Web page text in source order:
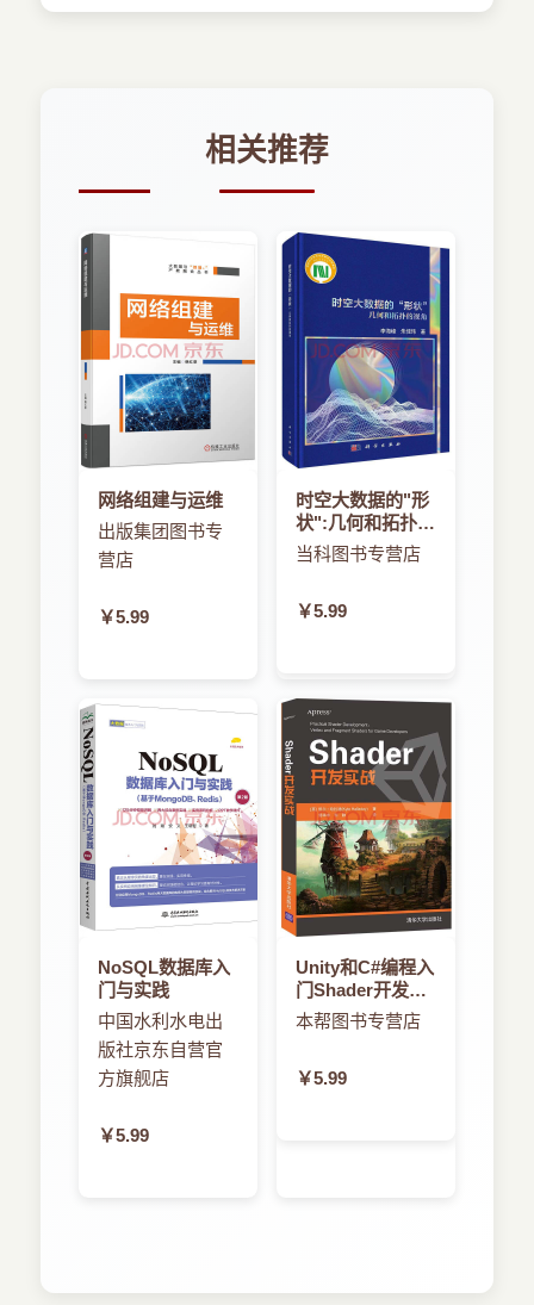
相关推荐
网络组建与运维
出版集团图书专
营店
￥5.99
时空大数据的"形
状":几何和拓扑的
视角
当科图书专营店
￥5.99
NoSQL数据库入
门与实践
中国水利水电出
版社京东自营官
方旗舰店
￥5.99
Unity和C#编程入
门Shader开发实
战
本帮图书专营店
￥5.99